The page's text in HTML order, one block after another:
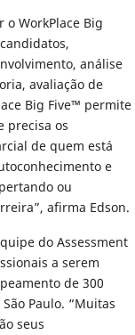
WorkPlace Big
análise
avaliação de
Big Five™ permite
precisa os
de quem está
e
ou
afirma Edson.
do Assessment
a serem
de 300
Paulo. “Muitas
seus